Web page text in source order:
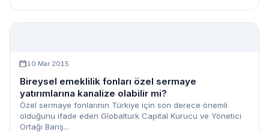
10 Mar 2015
Bireysel emeklilik fonları özel sermaye
yatırımlarına kanalize olabilir mi?
Özel sermaye fonlarının Türkiye için son derece önemli
olduğunu ifade eden Globalturk Capital Kurucu ve Yönetici
Ortağı Barış...